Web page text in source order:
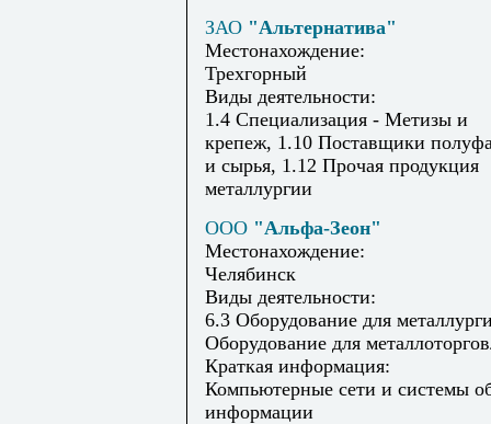
ЗАО "Альтернатива"
Местонахождение:
Трехгорный
Виды деятельности:
1.4 Специализация - Метизы и
крепеж, 1.10 Поставщики
и сырья, 1.12 Прочая продукция
металлургии
ООО "Альфа-Зеон"
Местонахождение:
Челябинск
Виды деятельности:
6.3 Оборудование для
Оборудование для
Краткая информация:
Компьютерные сети и системы
информации